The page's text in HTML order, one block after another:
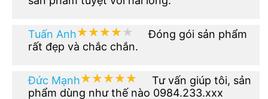
Tuấn Anh★★★★★
★★★★★
Đóng gói sản phẩm
rất đẹp và chắc chắn.
Đức Mạnh★★★★★
★★★★★
Tư vấn giúp tôi, sản
phẩm dùng như thế nào 0984.233.xxx